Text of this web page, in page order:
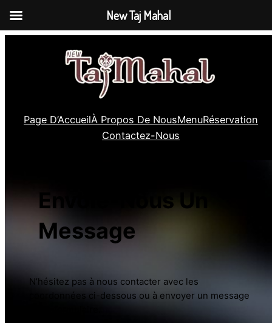
Page D’AccueilÀ Propos De NousMenuRéservation
Contactez-Nous
Envoie-Nous Un
Message
N’hésitez pas à nous contacter avec les
coordonnées ci-dessous ou à envoyer un message
New Taj Mahal